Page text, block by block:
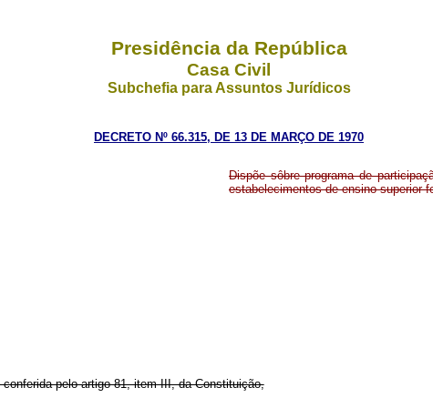
Presidência da República
Casa Civil
Subchefia para Assuntos Jurídicos
DECRETO Nº 66.315, DE 13 DE MARÇO DE 1970
Dispõe sôbre programa de
estabelecimentos de ensino superior
pelo artigo 81, item III, da Constituição,